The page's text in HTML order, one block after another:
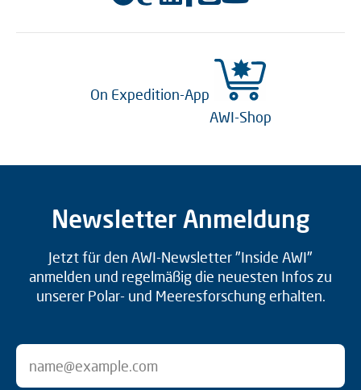
On Expedition-App
AWI-Shop
Newsletter Anmeldung
Jetzt für den AWI-Newsletter "Inside AWI"
anmelden und regelmäßig die neuesten Infos zu
unserer Polar- und Meeresforschung erhalten.